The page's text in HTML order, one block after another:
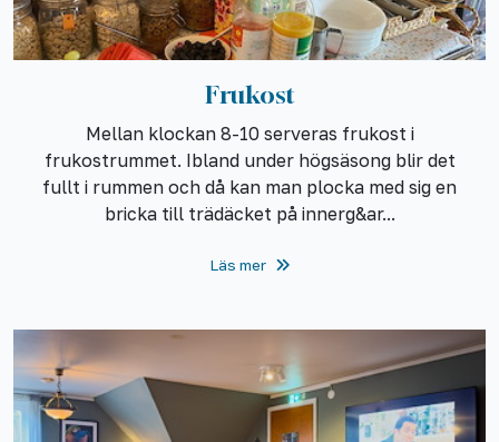
Frukost
Mellan klockan 8-10 serveras frukost i
frukostrummet. Ibland under högsäsong blir det
fullt i rummen och då kan man plocka med sig en
bricka till trädäcket på innerg&ar...
Läs mer